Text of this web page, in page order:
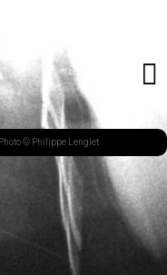
© Philippe Lenglet